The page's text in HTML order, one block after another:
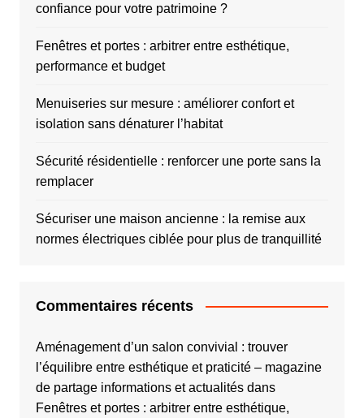
confiance pour votre patrimoine ?
Fenêtres et portes : arbitrer entre esthétique,
performance et budget
Menuiseries sur mesure : améliorer confort et
isolation sans dénaturer l’habitat
Sécurité résidentielle : renforcer une porte sans la
remplacer
Sécuriser une maison ancienne : la remise aux
normes électriques ciblée pour plus de tranquillité
Commentaires récents
Aménagement d’un salon convivial : trouver
l’équilibre entre esthétique et praticité – magazine
de partage informations et actualitésdans
Fenêtres et portes : arbitrer entre esthétique,